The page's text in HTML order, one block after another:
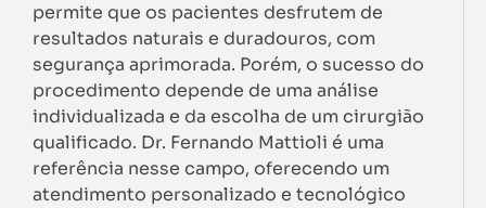
permite que os pacientes desfrutem de
resultados naturais e duradouros, com
segurança aprimorada. Porém, o sucesso do
procedimento depende de uma análise
individualizada e da escolha de um cirurgião
qualificado. Dr. Fernando Mattioli é uma
referência nesse campo, oferecendo um
atendimento personalizado e tecnológico